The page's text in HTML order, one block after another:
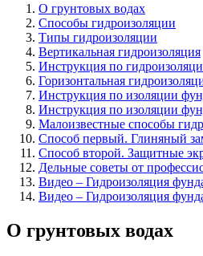
О грунтовых водах
Способы гидроизоляции
Типы гидроизоляции
Вертикальная гидроизоляция
Инструкция по
Горизонтальная
Инструкция по изоляции
Инструкция по изоляции
Малоизвестные способы
Способ первый. Глиняный
Способ второй. Защитные
Дельные советы от
Видео – Гидроизоляция
Видео – Гидроизоляция
О грунтовых водах